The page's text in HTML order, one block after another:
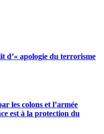
d’« apologie du terrorisme
les colons et l’armée
est à la protection du